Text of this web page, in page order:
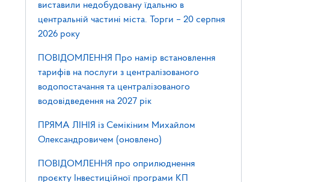
виставили недобудовану їдальню в
центральній частині міста. Торги – 20 серпня
2026 року
ПОВІДОМЛЕННЯ Про намір встановлення
тарифів на послуги з централізованого
водопостачання та централізованого
водовідведення на 2027 рік
ПРЯМА ЛІНІЯ із Семікіним Михайлом
Олександровичем (оновлено)
ПОВІДОМЛЕННЯ про оприлюднення
проєкту Інвестиційної програми КП